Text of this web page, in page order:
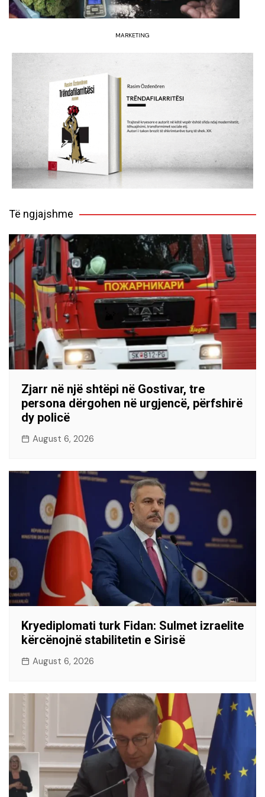
MARKETING
Të ngjajshme
Zjarr në një shtëpi në Gostivar, tre
persona dërgohen në urgjencë, përfshirë
dy policë
August 6, 2026
Kryediplomati turk Fidan: Sulmet izraelite
kërcënojnë stabilitetin e Sirisë
August 6, 2026